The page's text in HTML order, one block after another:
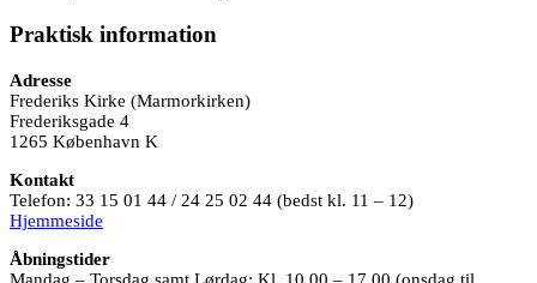
Praktisk information
Adresse
Frederiks Kirke (Marmorkirken)
Frederiksgade 4
1265 København K
Kontakt
Telefon: 33 15 01 44 / 24 25 02 44 (bedst kl. 11 – 12)
Hjemmeside
Åbningstider